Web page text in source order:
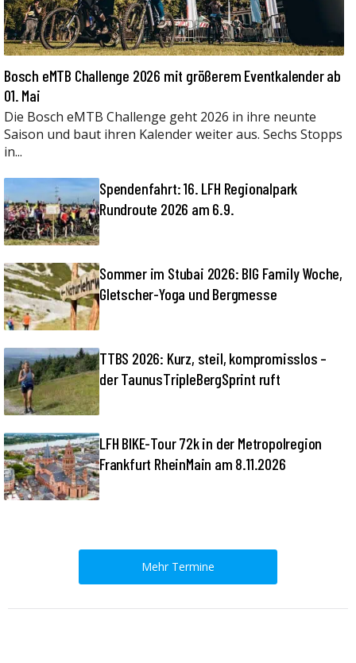
Bosch eMTB Challenge 2026 mit größerem Eventkalender ab
01. Mai
Die Bosch eMTB Challenge geht 2026 in ihre neunte
Saison und baut ihren Kalender weiter aus. Sechs Stopps
in...
Spendenfahrt: 16. LFH Regionalpark
Rundroute 2026 am 6.9.
Sommer im Stubai 2026: BIG Family Woche,
Gletscher-Yoga und Bergmesse
TTBS 2026: Kurz, steil, kompromisslos –
der TaunusTripleBergSprint ruft
LFH BIKE-Tour 72k in der Metropolregion
Frankfurt RheinMain am 8.11.2026
Mehr Termine